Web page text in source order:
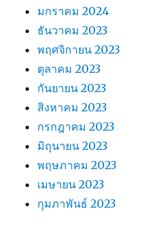
มกราคม 2024
ธันวาคม 2023
พฤศจิกายน 2023
ตุลาคม 2023
กันยายน 2023
สิงหาคม 2023
กรกฎาคม 2023
มิถุนายน 2023
พฤษภาคม 2023
เมษายน 2023
กุมภาพันธ์ 2023